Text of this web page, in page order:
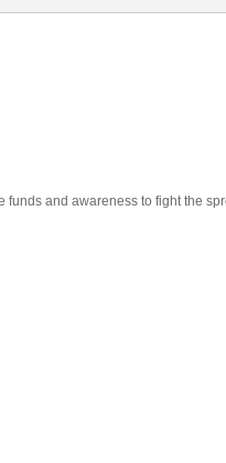
funds and awareness to fight the